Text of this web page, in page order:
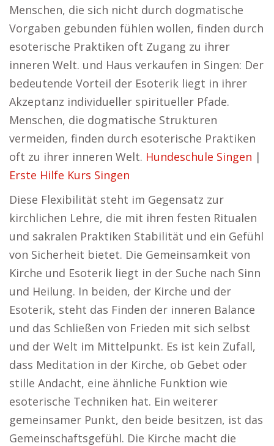
Menschen, die sich nicht durch dogmatische
Vorgaben gebunden fühlen wollen, finden durch
esoterische Praktiken oft Zugang zu ihrer
inneren Welt. und Haus verkaufen in Singen: Der
bedeutende Vorteil der Esoterik liegt in ihrer
Akzeptanz individueller spiritueller Pfade.
Menschen, die dogmatische Strukturen
vermeiden, finden durch esoterische Praktiken
oft zu ihrer inneren Welt. Hundeschule Singen |
Erste Hilfe Kurs Singen
Diese Flexibilität steht im Gegensatz zur
kirchlichen Lehre, die mit ihren festen Ritualen
und sakralen Praktiken Stabilität und ein Gefühl
von Sicherheit bietet. Die Gemeinsamkeit von
Kirche und Esoterik liegt in der Suche nach Sinn
und Heilung. In beiden, der Kirche und der
Esoterik, steht das Finden der inneren Balance
und das Schließen von Frieden mit sich selbst
und der Welt im Mittelpunkt. Es ist kein Zufall,
dass Meditation in der Kirche, ob Gebet oder
stille Andacht, eine ähnliche Funktion wie
esoterische Techniken hat. Ein weiterer
gemeinsamer Punkt, den beide besitzen, ist das
Gemeinschaftsgefühl. Die Kirche macht die